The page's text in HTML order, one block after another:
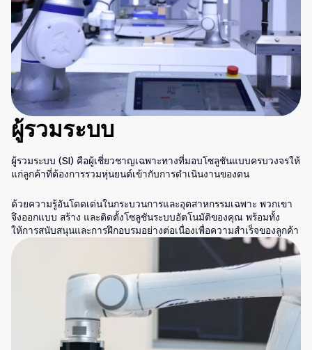
ผู้รวมระบบ
ผู้รวมระบบ (SI) คือผู้เชี่ยวชาญเฉพาะทางที่มอบโซลูชันแบบครบวงจรให้
แก่ลูกค้าที่ต้องการรวมหุ่นยนต์เข้ากับการดำเนินงานของตน
ด้วยความรู้อันโดดเด่นในกระบวนการและอุตสาหกรรมเฉพาะ พวกเขา
จึงออกแบบ สร้าง และติดตั้งโซลูชันระบบอัตโนมัติของคุณ พร้อมทั้ง
ให้การสนับสนุนและการฝึกอบรมอย่างต่อเนื่องเพื่อความสำเร็จของลูกค้า